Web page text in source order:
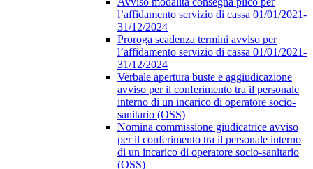
l’affidamento servizio di cassa 01/01/2021-
31/12/2024
Proroga scadenza termini avviso per
l’affidamento servizio di cassa 01/01/2021-
31/12/2024
Verbale apertura buste e aggiudicazione
avviso per il conferimento tra il personale
interno di un incarico di operatore socio-
sanitario (OSS)
Nomina commissione giudicatrice avviso
per il conferimento tra il personale interno
di un incarico di operatore socio-sanitario
(OSS)